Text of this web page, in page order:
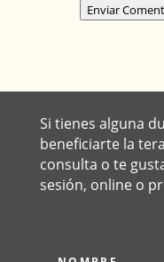
Enviar
Si tienes alguna
beneficiarte la
consulta o te
sesión, online o